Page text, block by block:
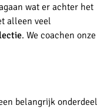
wat er achter het
alleen veel
. We coachen onze
belangrijk onderdeel